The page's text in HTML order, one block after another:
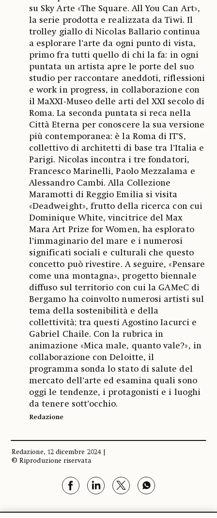
su Sky Arte «The Square. All You Can Art»,
la serie prodotta e realizzata da Tiwi. Il
trolley giallo di Nicolas Ballario continua
a esplorare l’arte da ogni punto di vista,
primo fra tutti quello di chi la fa: in ogni
puntata un artista apre le porte del suo
studio per raccontare aneddoti, riflessioni
e work in progress, in collaborazione con
il MaXXI-Museo delle arti del XXI secolo di
Roma. La seconda puntata si reca nella
Città Eterna per conoscere la sua versione
più contemporanea: è la Roma di IT’S,
collettivo di architetti di base tra l’Italia e
Parigi. Nicolas incontra i tre fondatori,
Francesco Marinelli, Paolo Mezzalama e
Alessandro Cambi. Alla Collezione
Maramotti di Reggio Emilia si visita
«Deadweight», frutto della ricerca con cui
Dominique White, vincitrice del Max
Mara Art Prize for Women, ha esplorato
l’immaginario del mare e i numerosi
significati sociali e culturali che questo
concetto può rivestire. A seguire, «Pensare
come una montagna», progetto biennale
diffuso sul territorio con cui la GAMeC di
Bergamo ha coinvolto numerosi artisti sul
tema della sostenibilità e della
collettività; tra questi Agostino Iacurci e
Gabriel Chaile. Con la rubrica in
animazione «Mica male, quanto vale?», in
collaborazione con Deloitte, il
programma sonda lo stato di salute del
mercato dell’arte ed esamina quali sono
oggi le tendenze, i protagonisti e i luoghi
da tenere sott’occhio.
Redazione
Redazione, 12 dicembre 2024 |
© Riproduzione riservata